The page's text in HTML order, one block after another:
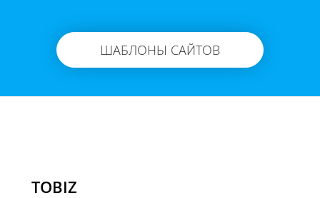
ШАБЛОНЫ САЙТОВ
TOBIZ